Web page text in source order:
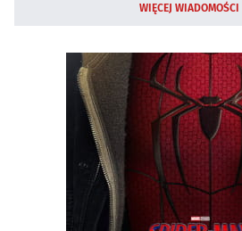
WIĘCEJ WIADOMOŚCI